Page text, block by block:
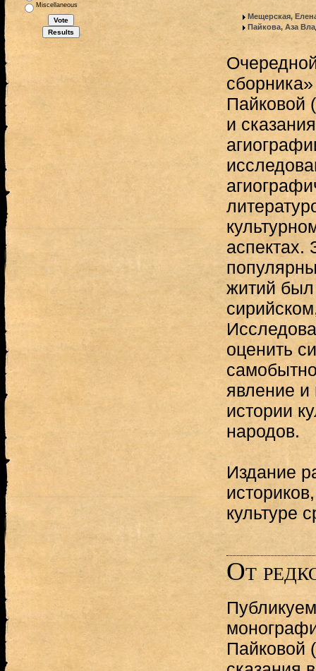
Miscellaneous
Мещерская,
Пайкова, Аза
Пайковой
и
аспектах.
житий
оценить
явление и
истории
народов.
Издание
культуре
От
Пайковой